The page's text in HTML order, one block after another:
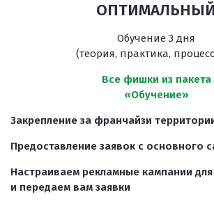
ОПТИМАЛЬНЫЙ
Обучение 3 дня
(теория, практика,
Все фишки из пакета
«Обучение»
Закрепление за франчайзи
Предоставление заявок с основного
Настраиваем рекламные кампании
и передаем вам заявки